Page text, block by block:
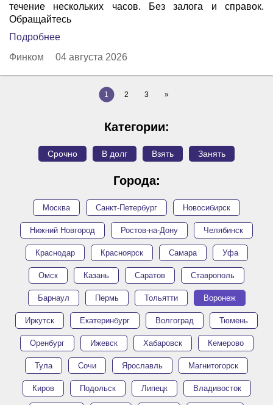
течение нескольких часов. Без залога и справок.
Обращайтесь
Подробнее
Финком
04 августа 2026
1 2 3 »
Категории:
Срочно В долг Взять Занять
Города:
Москва Санкт-Петербург Новосибирск
Нижний Новгород Ростов-на-Дону Челябинск
Краснодар Красноярск Самара Уфа
Омск Казань Саратов Ставрополь
Барнаул Пермь Тольятти Воронеж
Иркутск Екатеринбург Волгоград Тюмень
Оренбург Ижевск Хабаровск Кемерово
Тула Сочи Ярославль Магнитогорск
Киров Подольск Липецк Владивосток